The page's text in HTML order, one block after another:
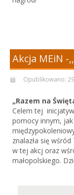
Akcja MEiN -
Opublikowano:
„Razem na
Celem tej
pomocy innym,
znalazła się wśród
w tej akcj oraz
małopolskiego.